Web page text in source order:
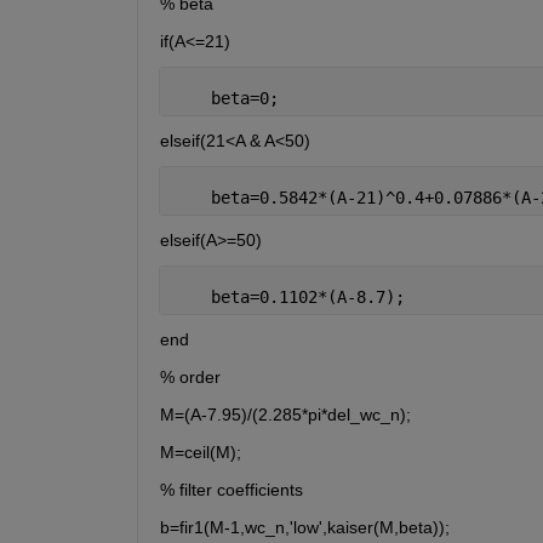
if(A<=21)
    beta=0;
elseif(21<A & A<50)
beta=0.5842*(A-21)^0.4+0.07886*(A-
elseif(A>=50)
    beta=0.1102*(A-8.7);
end
% order
M=(A-7.95)/(2.285*pi*del_wc_n);
M=ceil(M);
% filter coefficients
b=fir1(M-1,wc_n,'low',kaiser(M,beta));